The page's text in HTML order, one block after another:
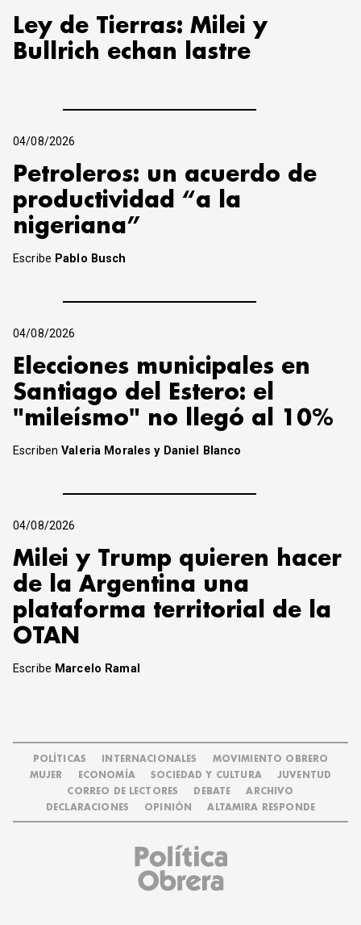
Ley de Tierras: Milei y
Bullrich echan lastre
04/08/2026
Petroleros: un acuerdo de
productividad “a la
nigeriana”
Escribe Pablo Busch
04/08/2026
Elecciones municipales en
Santiago del Estero: el
"mileísmo" no llegó al 10%
EscribenValeria Morales y Daniel Blanco
04/08/2026
Milei y Trump quieren hacer
de la Argentina una
plataforma territorial de la
OTAN
Escribe Marcelo Ramal
POLÍTICAS INTERNACIONALES
MOVIMIENTO OBRERO
MUJER
ECONOMÍA SOCIEDAD Y CULTURA
JUVENTUD
CORREO DE LECTORES
DEBATE
ARCHIVO
DECLARACIONES
OPINIÓN ALTAMIRA RESPONDE